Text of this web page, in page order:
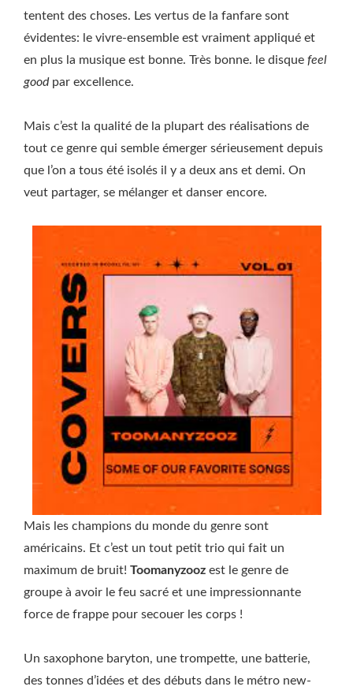
tentent des choses. Les vertus de la fanfare sont
évidentes: le vivre-ensemble est vraiment appliqué et
en plus la musique est bonne. Très bonne. le disque feel
goodpar excellence.
Mais c’est la qualité de la plupart des réalisations de
tout ce genre qui semble émerger sérieusement depuis
que l’on a tous été isolés il y a deux ans et demi. On
veut partager, se mélanger et danser encore.
Mais les champions du monde du genre sont
américains. Et c’est un tout petit trio qui fait un
maximum de bruit! Toomanyzooz est le genre de
groupe à avoir le feu sacré et une impressionnante
force de frappe pour secouer les corps !
Un saxophone baryton, une trompette, une batterie,
des tonnes d’idées et des débuts dans le métro new-